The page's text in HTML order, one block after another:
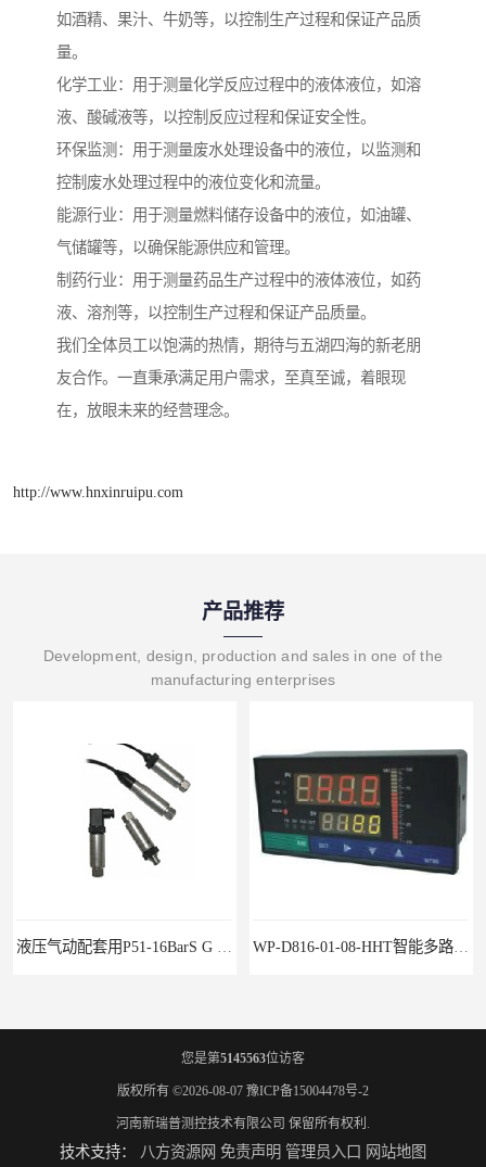
如酒精、果汁、牛奶等，以控制生产过程和保证产品质
量。
化学工业：用于测量化学反应过程中的液体液位，如溶
液、酸碱液等，以控制反应过程和保证安全性。
环保监测：用于测量废水处理设备中的液位，以监测和
控制废水处理过程中的液位变化和流量。
能源行业：用于测量燃料储存设备中的液位，如油罐、
气储罐等，以确保能源供应和管理。
制药行业：用于测量药品生产过程中的液体液位，如药
液、溶剂等，以控制生产过程和保证产品质量。
我们全体员工以饱满的热情，期待与五湖四海的新老朋
友合作。一直秉承满足用户需求，至真至诚，着眼现
在，放眼未来的经营理念。
http://www.hnxinruipu.com
产品推荐
Development, design, production and sales in one of the
manufacturing enterprises
液压气动配套用P51-16BarS G -A-MD-20MA 压力变送器 WP-D816-01-08-HHT智能多路巡检仪
您是第5145563位访客
版权所有 ©2026-08-07 豫ICP备15004478号-2
河南新瑞普测控技术有限公司 保留所有权利.
技术支持： 八方资源网 免责声明 管理员入口 网站地图